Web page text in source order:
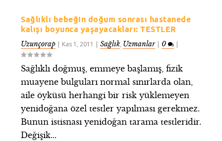
Sağlıklı bebeğin doğum sonrası hastanede
kalışı boyunca yaşayacakları: TESTLER
Uzunçorap | Kas 1, 2011 |Sağlık, Uzmanlar| 0 |
Sağlıklı doğmuş, emmeye başlamış, fizik
muayene bulguları normal sınırlarda olan,
aile öyküsü herhangi bir risk yüklemeyen
yenidoğana özel testler yapılması gerekmez.
Bunun istisnası yenidoğan tarama testleridir.
Değişik...